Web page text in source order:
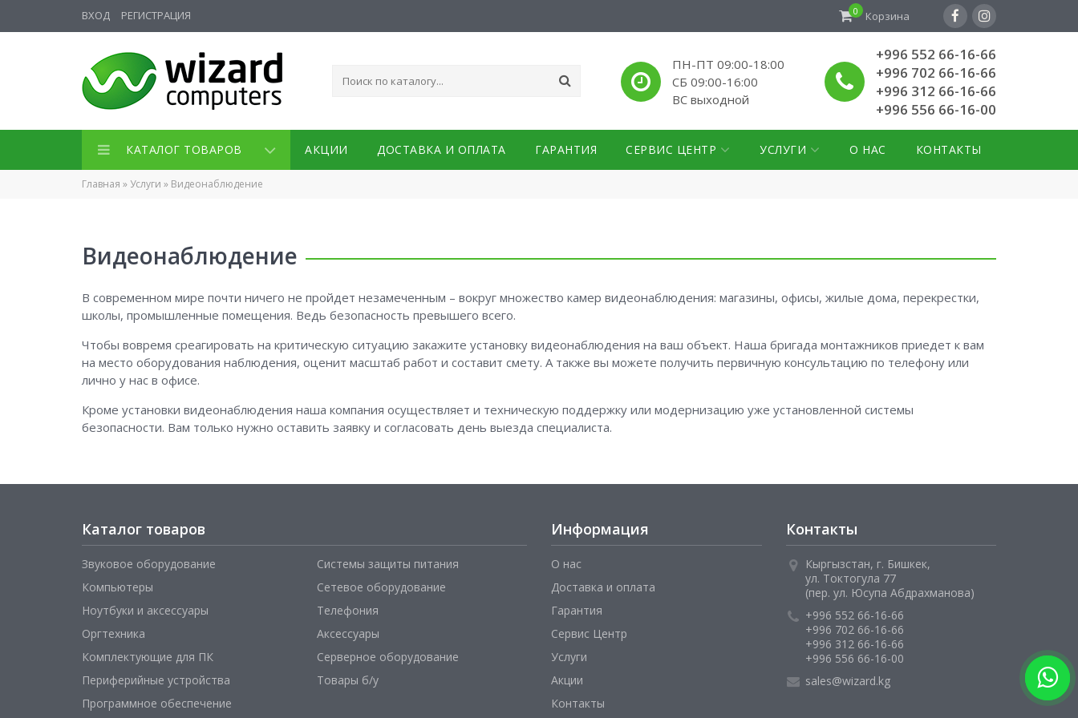
ВХОД РЕГИСТРАЦИЯ 0 Корзина
ПН-ПТ 09:00-18:00
СБ 09:00-16:00
ВС выходной
+996 552 66-16-66
+996 702 66-16-66
+996 312 66-16-66
+996 556 66-16-00
КАТАЛОГ ТОВАРОВ АКЦИИ ДОСТАВКА И ОПЛАТА ГАРАНТИЯ СЕРВИС ЦЕНТР УСЛУГИ О НАС КОНТАКТЫ
Главная » Услуги » Видеонаблюдение
Видеонаблюдение
В современном мире почти ничего не пройдет незамеченным – вокруг множество камер видеонаблюдения: магазины, офисы, жилые дома, перекрестки,
школы, промышленные помещения. Ведь безопасность превышего всего.
Чтобы вовремя среагировать на критическую ситуацию закажите установку видеонаблюдения на ваш объект. Наша бригада монтажников приедет к вам
на место оборудования наблюдения, оценит масштаб работ и составит смету. А также вы можете получить первичную консультацию по телефону или
лично у нас в офисе.
Кроме установки видеонаблюдения наша компания осуществляет и техническую поддержку или модернизацию уже установленной системы
безопасности. Вам только нужно оставить заявку и согласовать день выезда специалиста.
Каталог товаров
Звуковое оборудование
Компьютеры
Ноутбуки и аксессуары
Оргтехника
Комплектующие для ПК
Периферийные устройства
Программное обеспечение
Системы защиты питания
Сетевое оборудование
Телефония
Аксессуары
Серверное оборудование
Товары б/у
Информация
О нас
Доставка и оплата
Гарантия
Сервис Центр
Услуги
Акции
Контакты
Контакты
Кыргызстан, г. Бишкек,
ул. Токтогула 77
(пер. ул. Юсупа Абдрахманова)
+996 552 66-16-66
+996 702 66-16-66
+996 312 66-16-66
+996 556 66-16-00
sales@wizard.kg